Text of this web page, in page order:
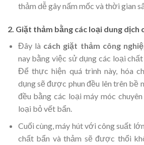
thảm dễ gây nấm mốc và thời gian
2. Giặt thảm bằng các loại dung dịch
Đây là cách giặt thảm công
nay bằng việc sử dụng các loại
Để thực hiện quá trình này, hóa
dụng sẽ được phun đều lên trên bề
đều bằng các loại máy móc
loại bỏ vết bẩn.
Cuối cùng, máy hút với công suất
chất bẩn và thảm sẽ được thổi